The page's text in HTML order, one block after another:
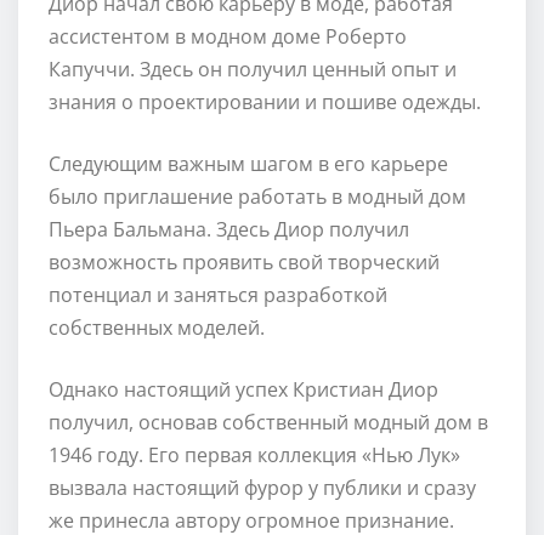
ассистентом в модном доме Роберто
Капуччи. Здесь он получил ценный опыт и
знания о проектировании и пошиве одежды.
Следующим важным шагом в его карьере
было приглашение работать в модный дом
Пьера Бальмана. Здесь Диор получил
возможность проявить свой творческий
потенциал и заняться разработкой
собственных моделей.
Однако настоящий успех Кристиан Диор
получил, основав собственный модный дом в
1946 году. Его первая коллекция «Нью Лук»
вызвала настоящий фурор у публики и сразу
же принесла автору огромное признание.